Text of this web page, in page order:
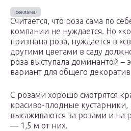
Считается, что роза сама по
компании не нуждается. Но
признана роза, нуждается в
другими цветами в саду
роза выступала доминантой –
вариант для общего
С розами хорошо смотрятся
красиво-плодные кустарники,
высаживаются за розами и на
— 1,5 м от них.